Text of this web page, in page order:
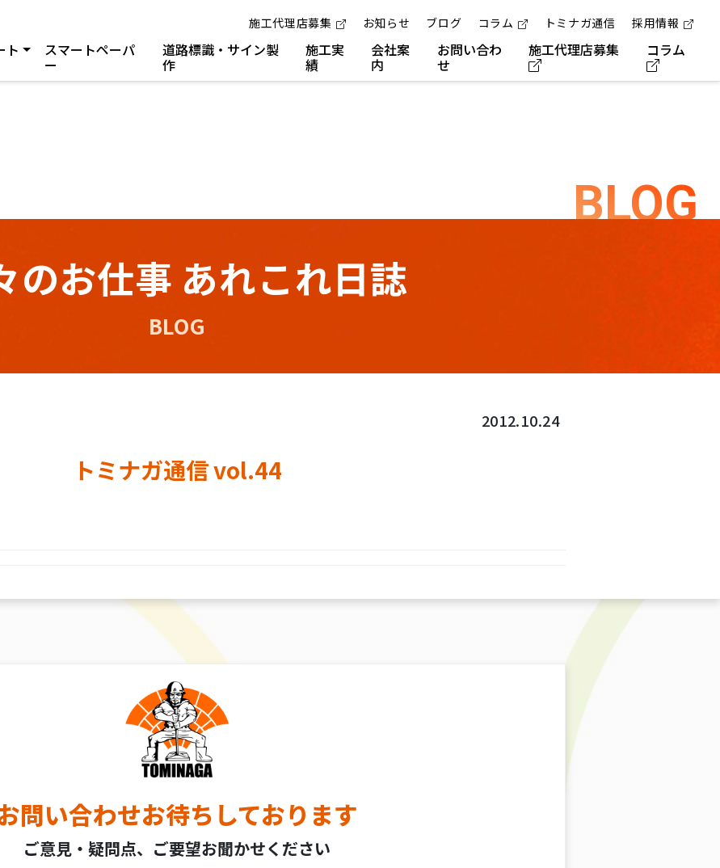
施工代理店募集 お知らせ ブログ コラム トミナガ通信 採用情報
ト スマートペーパ
ー
道路標識・サイン製
作
施工実
績
会社案
内
お問い合わ
せ
施工代理店募集 コラム
BLOG
のお仕事 あれこれ日誌
BLOG
2012.10.24
トミナガ通信 vol.44
問い合わせお待ちしております
ご意見・疑問点、ご要望お聞かせください